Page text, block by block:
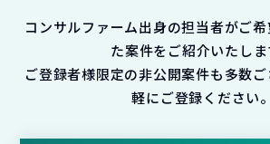
コンサルファーム出身の担当者がご
た案件をご紹介いたしま
ご登録者様限定の非公開案件も多数
軽にご登録ください。